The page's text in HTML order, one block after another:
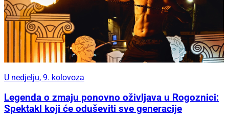
U nedjelju, 9. kolovoza
Legenda o zmaju ponovno oživljava u Rogoznici:
Spektakl koji će oduševiti sve generacije